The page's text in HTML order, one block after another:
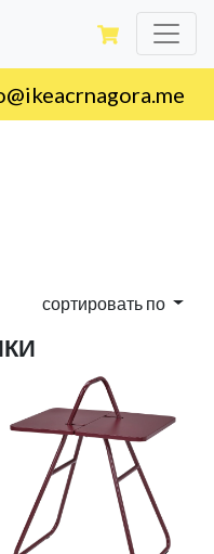
Черногории.
сортировать по